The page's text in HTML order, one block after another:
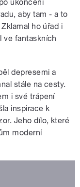
ukončení
aby tam - a to
ho úřad i
ve fantaskních
depresemi a
stále na cesty.
i své trápení
inspirace k
Jeho dílo, které
moderní